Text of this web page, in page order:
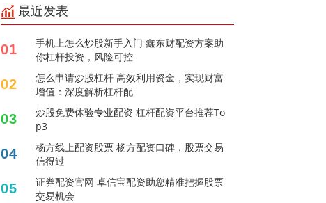
最近发表
01
手机上怎么炒股新手入门 鑫东财配资方案助
你杠杆投资，风险可控
02
怎么申请炒股杠杆 高效利用资金，实现财富
增值：深度解析杠杆配
03
炒股免费体验专业配资 杠杆配资平台推荐To
p3
04
杨方线上配资股票 杨方配资口碑，股票交易
信得过
05
证券配资官网 卓信宝配资助您精准把握股票
交易机会